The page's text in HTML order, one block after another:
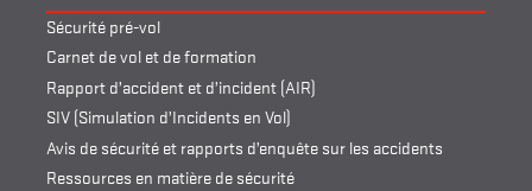
Sécurité pré-vol
Carnet de vol et de formation
Rapport d’accident et d’incident (AIR)
SIV (Simulation d’Incidents en Vol)
Avis de sécurité et rapports d’enquête sur les accidents
Ressources en matière de sécurité